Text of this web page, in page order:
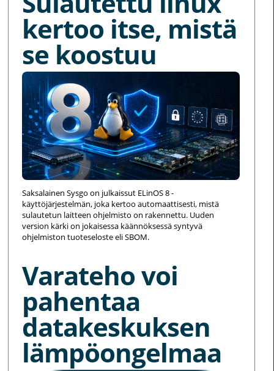
kertoo itse, mistä
se koostuu
Saksalainen Sysgo on julkaissut ELinOS 8 -
käyttöjärjestelmän, joka kertoo automaattisesti, mistä
sulautetun laitteen ohjelmisto on rakennettu. Uuden
version kärki on jokaisessa käännöksessä syntyvä
ohjelmiston tuoteseloste eli SBOM.
Varateho voi
pahentaa
datakeskuksen
lämpöongelmaa